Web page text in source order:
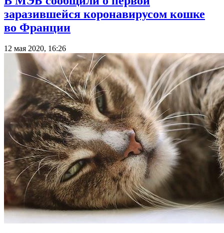
заразившейся коронавирусом кошке
во Франции
12 мая 2020, 16:26